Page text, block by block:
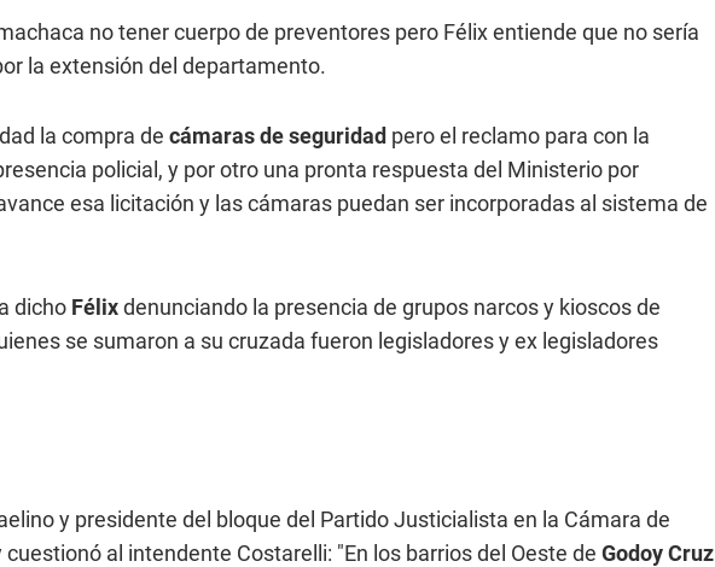
no tener cuerpo de preventores pero Félix entiende que no sería
la extensión del departamento.
la compra de cámaras de seguridad pero el reclamo para con la
policial, y por otro una pronta respuesta del Ministerio por
esa licitación y las cámaras puedan ser incorporadas al sistema de
dicho Félixdenunciando la presencia de grupos narcos y kioscos de
se sumaron a su cruzada fueron legisladores y ex legisladores
y presidente del bloque del Partido Justicialista en la Cámara de
al intendente Costarelli: "En los barrios del Oeste de Godoy Cruz